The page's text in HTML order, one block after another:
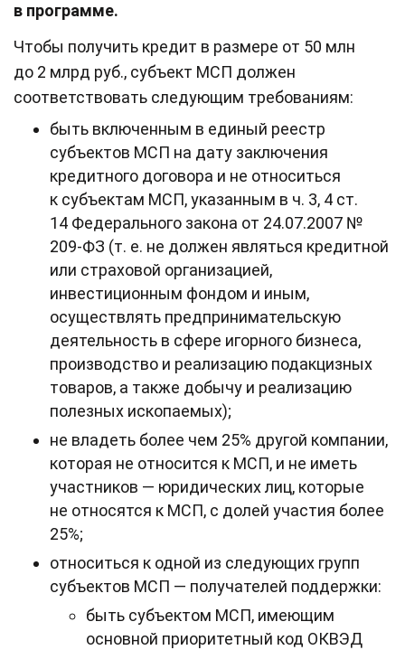
в программе.
Чтобы получить кредит в размере от 50 млн
до 2 млрд руб., субъект МСП должен
соответствовать следующим требованиям:
быть включенным в единый реестр
субъектов МСП на дату заключения
кредитного договора и не относиться
к субъектам МСП, указанным в ч. 3, 4 ст.
14 Федерального закона от 24.07.2007 №
209-ФЗ (т. е. не должен являться кредитной
или страховой организацией,
инвестиционным фондом и иным,
осуществлять предпринимательскую
деятельность в сфере игорного бизнеса,
производство и реализацию подакцизных
товаров, а также добычу и реализацию
полезных ископаемых);
не владеть более чем 25% другой компании,
которая не относится к МСП, и не иметь
участников — юридических лиц, которые
не относятся к МСП, с долей участия более
25%;
относиться к одной из следующих групп
субъектов МСП — получателей поддержки:
быть субъектом МСП, имеющим
основной приоритетный код ОКВЭД